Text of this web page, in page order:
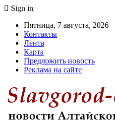
Sign in
Пятница, 7 августа, 2026
Контакты
Лента
Карта
Предложить новость
Реклама на сайте